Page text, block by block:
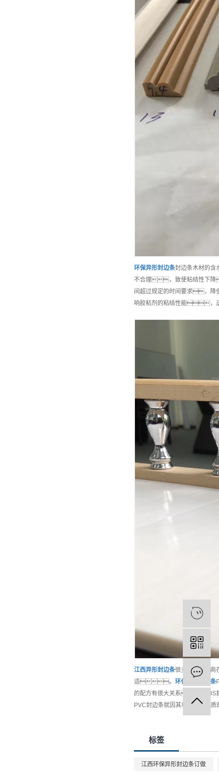
环保异形封边条封边条木材的
不合理，致使粘结性下
间超过规定的时间要求，
响胶粘剂的粘结性能，
江西异形封边条很多家具生产
适。 环保 异形封边条
的配方有很大关系。
PVC封边条就因其材质化学
标签
江西环保异形封边条订做